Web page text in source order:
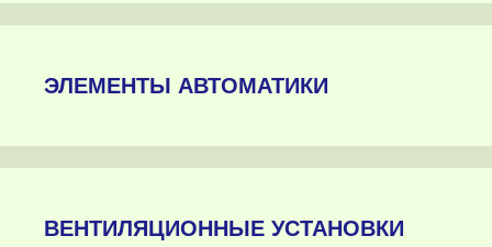
ЭЛЕМЕНТЫ АВТОМАТИКИ
ВЕНТИЛЯЦИОННЫЕ УСТАНОВКИ